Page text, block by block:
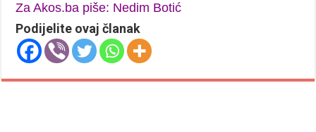
Za Akos.ba piše: Nedim Botić
Podijelite ovaj članak